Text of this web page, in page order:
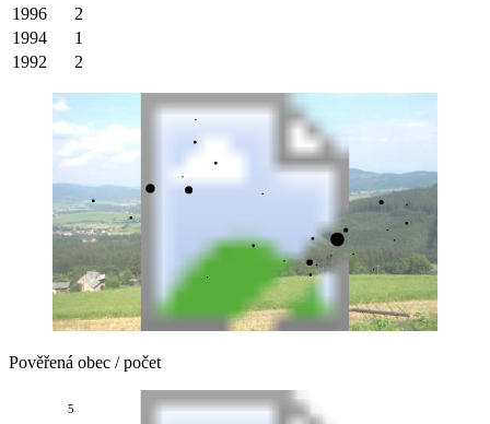
1996
2
1994
1
1992
2
Pověřená obec / počet
5